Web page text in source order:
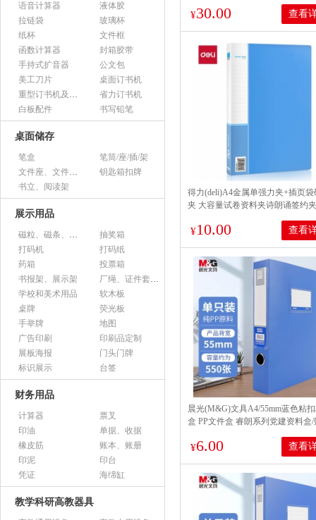
语音计算器
液体胶
拉链袋
玻璃杯
纸杯
文件框
函数计算器
封箱胶带
手持式扩音器
公文包
美工刀片
桌面订书机
重型订书机及其它
省力订书机
白板配件
书写铅笔
桌面储存
笔盒
笔筒/座/插/架
文件座、文件架、文件框
钥匙箱扣牌
书立、阅读架
展示用品
磁粒、磁条、磁片
抽奖箱
打码机
打码纸
药箱
投票箱
书报架、展示架
厂绳、证件套、卡套
学校和美术用品
软木板
桌牌
荧光板
手举牌
地图
广告印刷
印刷品定制
展板海报
门头门牌
标识展示
台签
财务用品
计算器
票叉
印油
单据、收据
橡皮筋
账本、账册
印泥
印台
凭证
海绵缸
教学科研高教器具
¥30.00 查看
得力(deli)A4金属单强力夹+插页袋
夹 大容量试卷资料夹诗朗诵签约
¥10.00 查看
晨光(M&G)文具A4/55mm蓝色粘
盒 PP文件盒 睿朗系列党建资料盒
¥6.00 查看